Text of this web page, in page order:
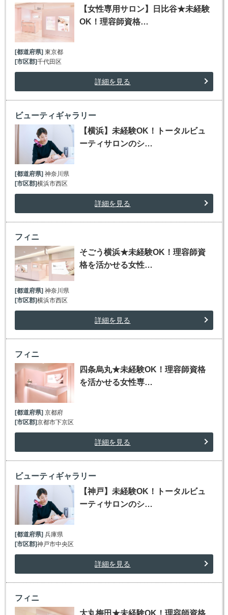
【女性専用サロン】日比谷★未経験
OK！理容師資格…
[都道府県]東京都
[市区郡]千代田区
詳細を見る
ビューティギャラリー
【横浜】未経験OK！トータルビュ
ーティサロンのシ…
[都道府県]神奈川県
[市区郡]横浜市西区
詳細を見る
フィニ
そごう横浜★未経験OK！理容師資
格を活かせる女性…
[都道府県]神奈川県
[市区郡]横浜市西区
詳細を見る
フィニ
四条烏丸★未経験OK！理容師資格
を活かせる女性専…
[都道府県]京都府
[市区郡]京都市下京区
詳細を見る
ビューティギャラリー
【神戸】未経験OK！トータルビュ
ーティサロンのシ…
[都道府県]兵庫県
[市区郡]神戸市中央区
詳細を見る
フィニ
大丸梅田★未経験OK！理容師資格